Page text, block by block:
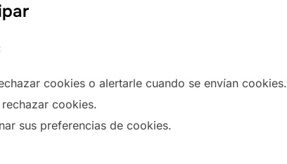
cookies o alertarle cuando se envían cookies.
cookies.
sus preferencias de cookies.